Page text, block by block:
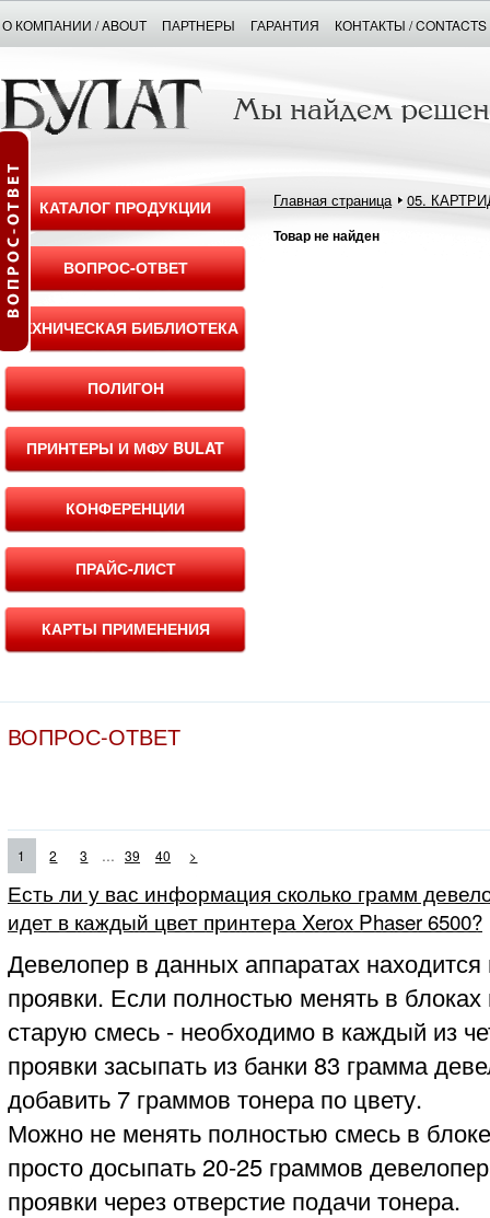
О КОМПАНИИ / ABOUT ПАРТНЕРЫ ГАРАНТИЯ КОНТАКТЫ / CONTACTS
КАТАЛОГ ПРОДУКЦИИ
ВОПРОС-ОТВЕТ
ТЕХНИЧЕСКАЯ БИБЛИОТЕКА
ПОЛИГОН
ПРИНТЕРЫ И МФУ BULAT
КОНФЕРЕНЦИИ
ПРАЙС-ЛИСТ
КАРТЫ ПРИМЕНЕНИЯ
Главная страница 05.
Товар не найден
ВОПРОС-ОТВЕТ
1 2 3 ... 39 40 >
Есть ли у вас информация сколько грамм
идет в каждый цвет принтера Xerox Phaser 6500?
Девелопер в данных аппаратах находится
проявки. Если полностью менять в блоках
старую смесь - необходимо в каждый из
проявки засыпать из банки 83 грамма
добавить 7 граммов тонера по цвету.
Можно не менять полностью смесь в
просто досыпать 20-25 граммов
проявки через отверстие подачи тонера.